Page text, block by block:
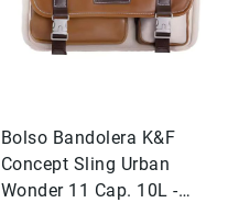
Bolso Bandolera K&F
Concept Sling Urban
Wonder 11 Cap. 10L -